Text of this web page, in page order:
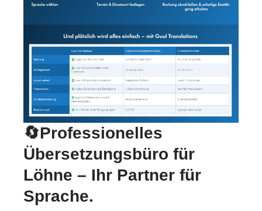
🔄Professionelles
Übersetzungsbüro für
Löhne – Ihr Partner für
Sprache.